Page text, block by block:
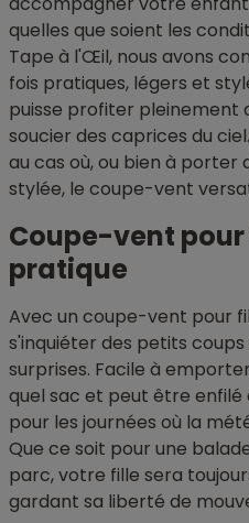
quelles que soient les
Tape à l'Œil, nous avons
fois pratiques, légers et
puisse profiter pleinement
soucier des caprices du
au cas où, ou bien à
stylée, le coupe-vent
Coupe-vent
pratique
Avec un coupe-vent pour
s'inquiéter des petits
surprises. Facile à
quel sac et peut être
pour les journées où la
Que ce soit pour une
parc, votre fille sera
gardant sa liberté de